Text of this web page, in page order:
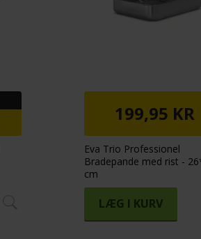
199,95 KR
Eva Trio Professionel
Bradepande med rist -
cm
LÆG I KURV